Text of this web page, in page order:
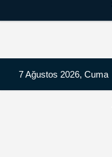
7 Ağustos 2026, Cuma